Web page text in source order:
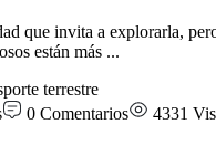
que invita a explorarla,
están más ...
terrestre
0 Comentarios 4331